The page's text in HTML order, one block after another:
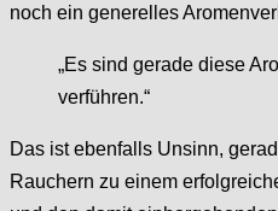
noch ein generelles
„Es sind gerade diese
verführen.“
Das ist ebenfalls Unsinn,
Rauchern zu einem